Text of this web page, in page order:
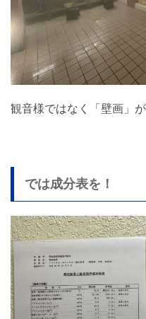
観音様ではなく「壁画」
では成分表を！